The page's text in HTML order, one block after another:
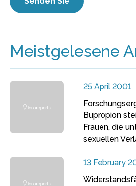
Meistgelesene
25 April 2001
Bupropion
Frauen, die
sexuellen
13 February